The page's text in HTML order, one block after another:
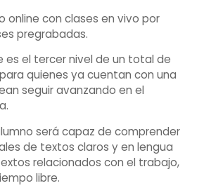
online con clases en vivo por
pregrabadas.
es el tercer nivel de un total de
quienes ya cuentan con una
seguir avanzando en el
será capaz de comprender
de textos claros y en lengua
relacionados con el trabajo,
libre.